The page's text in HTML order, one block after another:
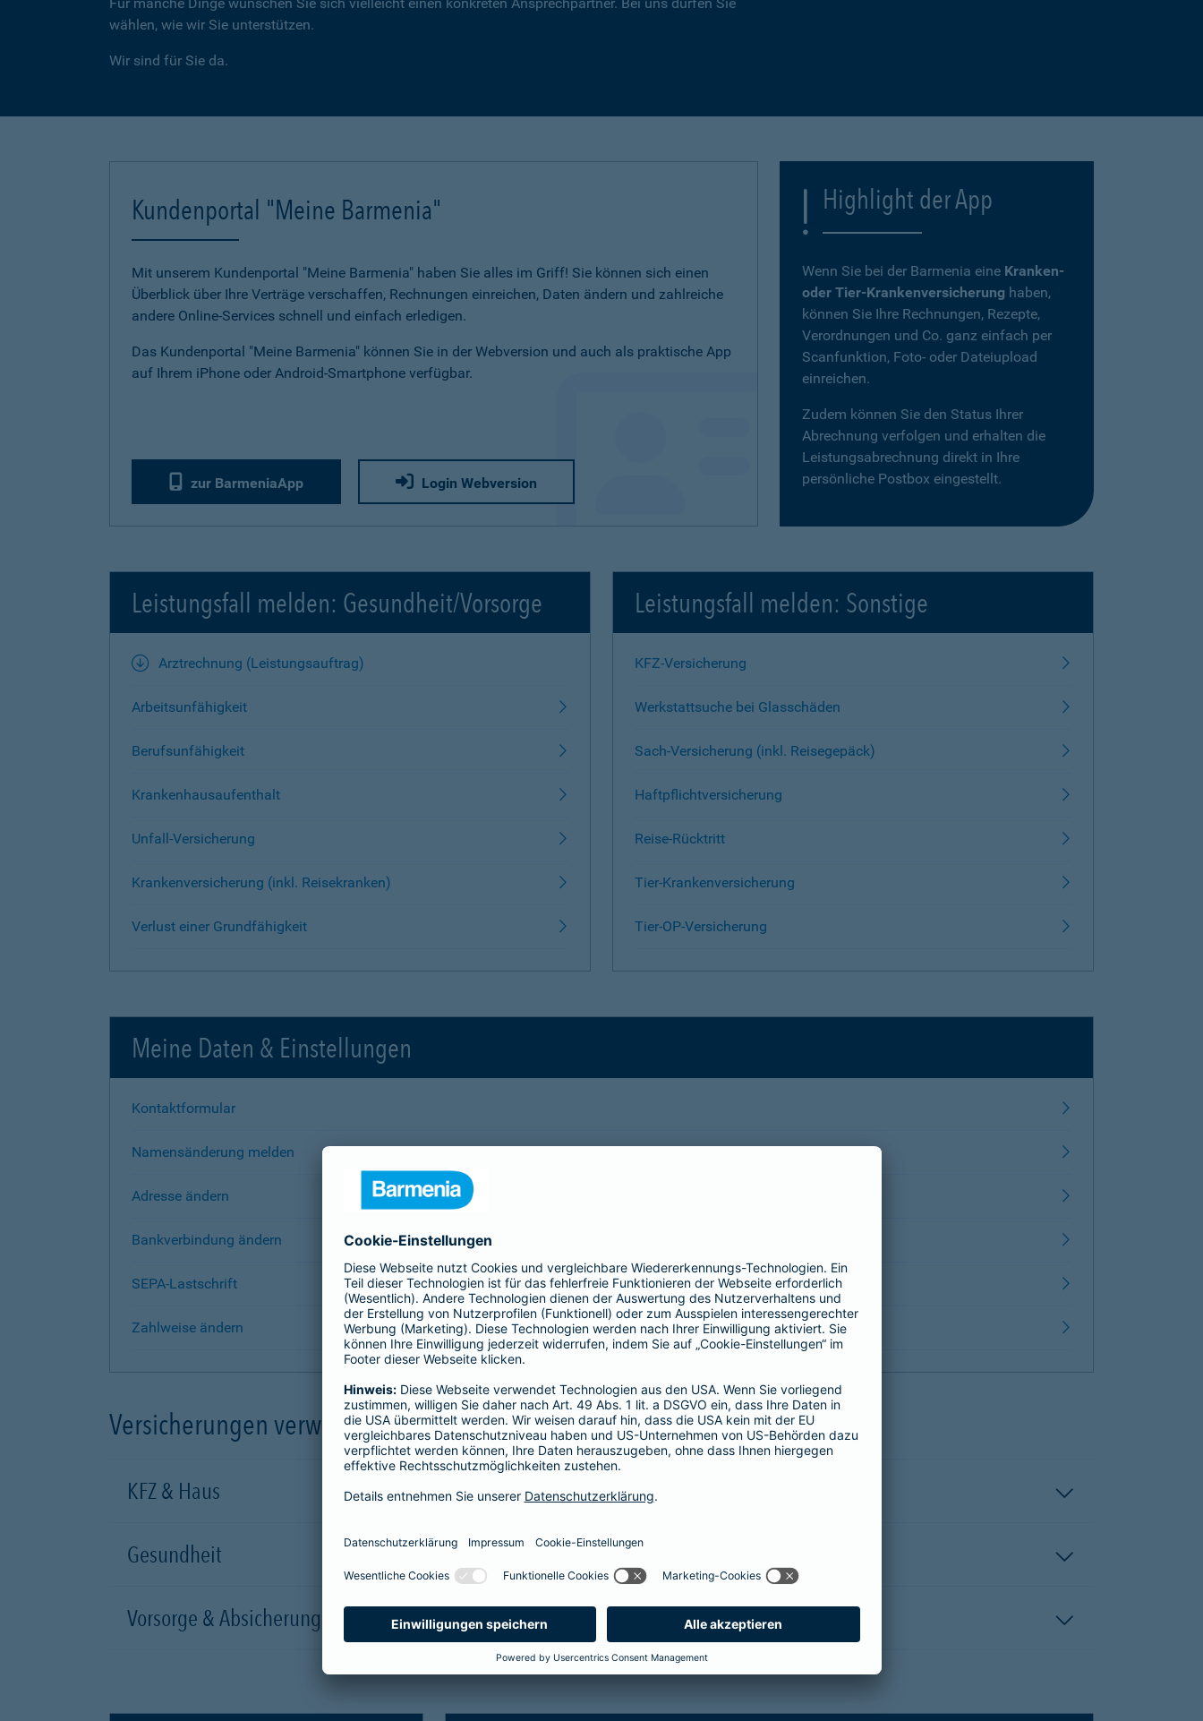
wählen, wie wir Sie unterstützen.
Wir sind für Sie da.
Kundenportal "Meine Barmenia"
Mit unserem Kundenportal "Meine Barmenia" haben Sie alles im Griff! Sie können sich einen
Überblick über Ihre Verträge verschaffen, Rechnungen einreichen, Daten ändern und zahlreiche
andere Online-Services schnell und einfach erledigen.
Das Kundenportal "Meine Barmenia" können Sie in der Webversion und auch als praktische App
auf Ihrem iPhone oder Android-Smartphone verfügbar.
zur BarmeniaApp Login Webversion
Highlight der App
Wenn Sie bei der Barmenia eine Kranken-
oder Tier-Krankenversicherung haben,
können Sie Ihre Rechnungen, Rezepte,
Verordnungen und Co. ganz einfach per
Scanfunktion, Foto- oder Dateiupload
einreichen.
Zudem können Sie den Status Ihrer
Abrechnung verfolgen und erhalten die
Leistungsabrechnung direkt in Ihre
persönliche Postbox eingestellt.
Leistungsfall melden: Gesundheit/Vorsorge
Arztrechnung (Leistungsauftrag)
Arbeitsunfähigkeit
Berufsunfähigkeit
Krankenhausaufenthalt
Unfall-Versicherung
Krankenversicherung (inkl. Reisekranken)
Verlust einer Grundfähigkeit
Leistungsfall melden: Sonstige
KFZ-Versicherung
Werkstattsuche bei Glasschäden
Sach-Versicherung (inkl. Reisegepäck)
Haftpflichtversicherung
Reise-Rücktritt
Tier-Krankenversicherung
Tier-OP-Versicherung
Meine Daten & Einstellungen
Kontaktformular
Namensänderung melden
Adresse ändern
Bankverbindung ändern
SEPA-Lastschrift
Zahlweise ändern
Versicherungen verwalten
KFZ & Haus
Gesundheit
Vorsorge & Absicherung